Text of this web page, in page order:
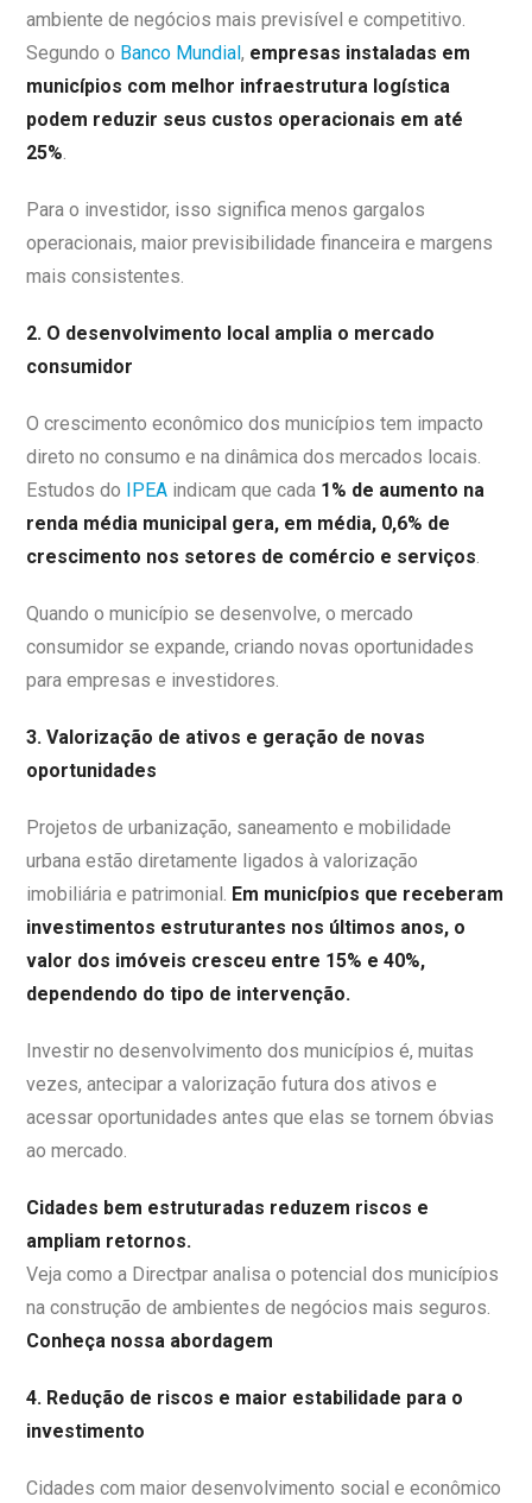
ambiente de negócios mais previsível e competitivo.
Segundo o Banco Mundial , empresas instaladas em
municípios com melhor infraestrutura logística
podem reduzir seus custos operacionais em até
25%.
Para o investidor, isso significa menos gargalos
operacionais, maior previsibilidade financeira e margens
mais consistentes.
2. O desenvolvimento local amplia o mercado
consumidor
O crescimento econômico dos municípios tem impacto
direto no consumo e na dinâmica dos mercados locais.
Estudos do
IPEA indicam que cada 1% de aumento na
renda média municipal gera, em média, 0,6% de
crescimento nos setores de comércio e serviços.
Quando o município se desenvolve, o mercado
consumidor se expande, criando novas oportunidades
para empresas e investidores.
3. Valorização de ativos e geração de novas
oportunidades
Projetos de urbanização, saneamento e mobilidade
urbana estão diretamente ligados à valorização
imobiliária e patrimonial. Em municípios que receberam
investimentos estruturantes nos últimos anos, o
valor dos imóveis cresceu entre 15% e 40%,
dependendo do tipo de intervenção.
Investir no desenvolvimento dos municípios é, muitas
vezes, antecipar a valorização futura dos ativos e
acessar oportunidades antes que elas se tornem óbvias
ao mercado.
Cidades bem estruturadas reduzem riscos e
ampliam retornos.
Veja como a Directpar analisa o potencial dos municípios
na construção de ambientes de negócios mais seguros.
Conheça nossa abordagem
4. Redução de riscos e maior estabilidade para o
investimento
Cidades com maior desenvolvimento social e econômico